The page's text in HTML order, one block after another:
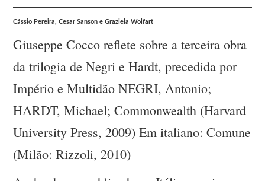
Cássio Pereira, Cesar Sanson e Graziela Wolfart
Giuseppe Cocco reflete sobre a terceira obra
da trilogia de Negri e Hardt, precedida por
Império e Multidão NEGRI, Antonio;
HARDT, Michael; Commonwealth (Harvard
University Press, 2009) Em italiano: Comune
(Milão: Rizzoli, 2010)